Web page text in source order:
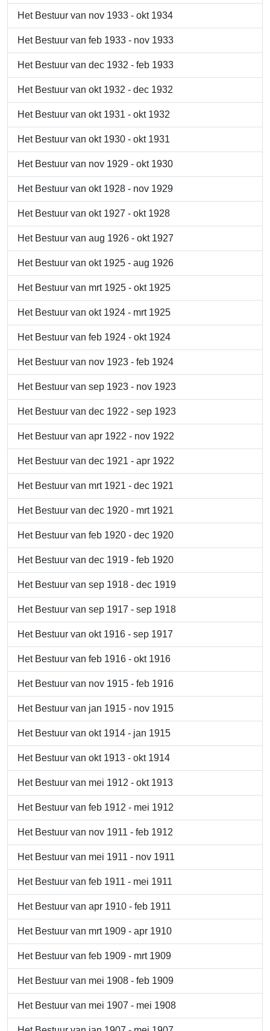
Het Bestuur van nov 1933 - okt 1934
Het Bestuur van feb 1933 - nov 1933
Het Bestuur van dec 1932 - feb 1933
Het Bestuur van okt 1932 - dec 1932
Het Bestuur van okt 1931 - okt 1932
Het Bestuur van okt 1930 - okt 1931
Het Bestuur van nov 1929 - okt 1930
Het Bestuur van okt 1928 - nov 1929
Het Bestuur van okt 1927 - okt 1928
Het Bestuur van aug 1926 - okt 1927
Het Bestuur van okt 1925 - aug 1926
Het Bestuur van mrt 1925 - okt 1925
Het Bestuur van okt 1924 - mrt 1925
Het Bestuur van feb 1924 - okt 1924
Het Bestuur van nov 1923 - feb 1924
Het Bestuur van sep 1923 - nov 1923
Het Bestuur van dec 1922 - sep 1923
Het Bestuur van apr 1922 - nov 1922
Het Bestuur van dec 1921 - apr 1922
Het Bestuur van mrt 1921 - dec 1921
Het Bestuur van dec 1920 - mrt 1921
Het Bestuur van feb 1920 - dec 1920
Het Bestuur van dec 1919 - feb 1920
Het Bestuur van sep 1918 - dec 1919
Het Bestuur van sep 1917 - sep 1918
Het Bestuur van okt 1916 - sep 1917
Het Bestuur van feb 1916 - okt 1916
Het Bestuur van nov 1915 - feb 1916
Het Bestuur van jan 1915 - nov 1915
Het Bestuur van okt 1914 - jan 1915
Het Bestuur van okt 1913 - okt 1914
Het Bestuur van mei 1912 - okt 1913
Het Bestuur van feb 1912 - mei 1912
Het Bestuur van nov 1911 - feb 1912
Het Bestuur van mei 1911 - nov 1911
Het Bestuur van feb 1911 - mei 1911
Het Bestuur van apr 1910 - feb 1911
Het Bestuur van mrt 1909 - apr 1910
Het Bestuur van feb 1909 - mrt 1909
Het Bestuur van mei 1908 - feb 1909
Het Bestuur van mei 1907 - mei 1908